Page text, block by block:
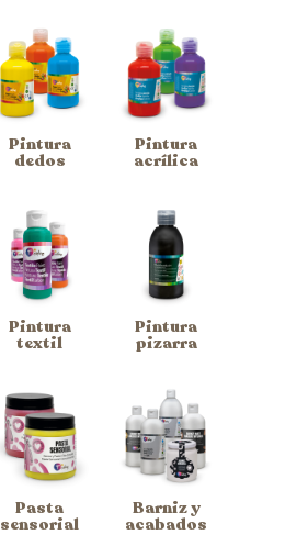
Pintura
dedos
Pintura
acrílica
Pintura
textil
Pintura
pizarra
Pasta
sensorial
Barniz y
acabados